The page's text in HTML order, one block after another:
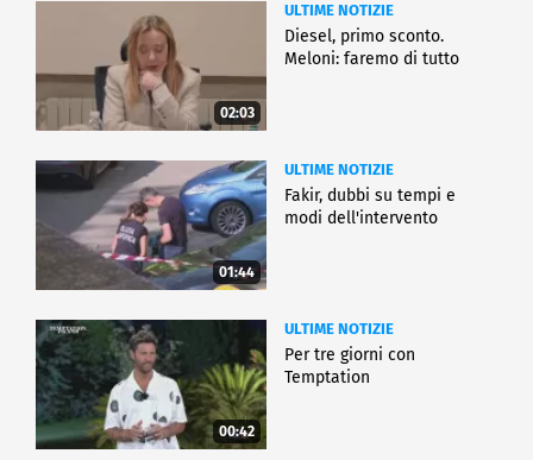
02:03
ULTIME NOTIZIE
Diesel, primo sconto.
Meloni: faremo di tutto
01:44
ULTIME NOTIZIE
Fakir, dubbi su tempi e
modi dell'intervento
00:42
ULTIME NOTIZIE
Per tre giorni con
Temptation